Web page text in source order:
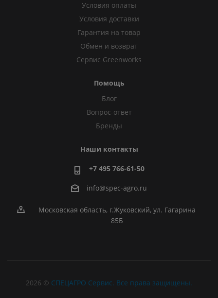
Условия оплаты
Условия доставки
Гарантия на товар
Обмен и возврат
Сервис Greenworks
Помощь
Блог
Вопрос-ответ
Бренды
Наши контакты
+7 495 766-61-50
info@spec-agro.ru
Московская область, г.Жуковский, ул. Гагарина
85Б
2026 © СПЕЦАГРО Сервис. Все права защищены.